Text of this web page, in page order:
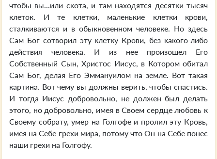
чтобы вы...или скота, и там находятся десятки тысяч
клеток. И те клетки, маленькие клетки крови,
сталкиваются и в обыкновенном человеке. Но здесь
Сам Бог сотворил эту клетку Крови, без какого-либо
действия человека. И из нее произошел Его
Собственный Сын, Христос Иисус, в Котором обитал
Сам Бог, делая Его Эммануилом на земле. Вот такая
картина. Вот чему вы должны верить, чтобы спастись.
И тогда Иисус добровольно, не должен был делать
этого, но добровольно, имея в Своем сердце любовь к
Своему собрату, умер на Голгофе и пролил эту Кровь,
имея на Себе грехи мира, потому что Он на Себе понес
наши грехи на Голгофу.